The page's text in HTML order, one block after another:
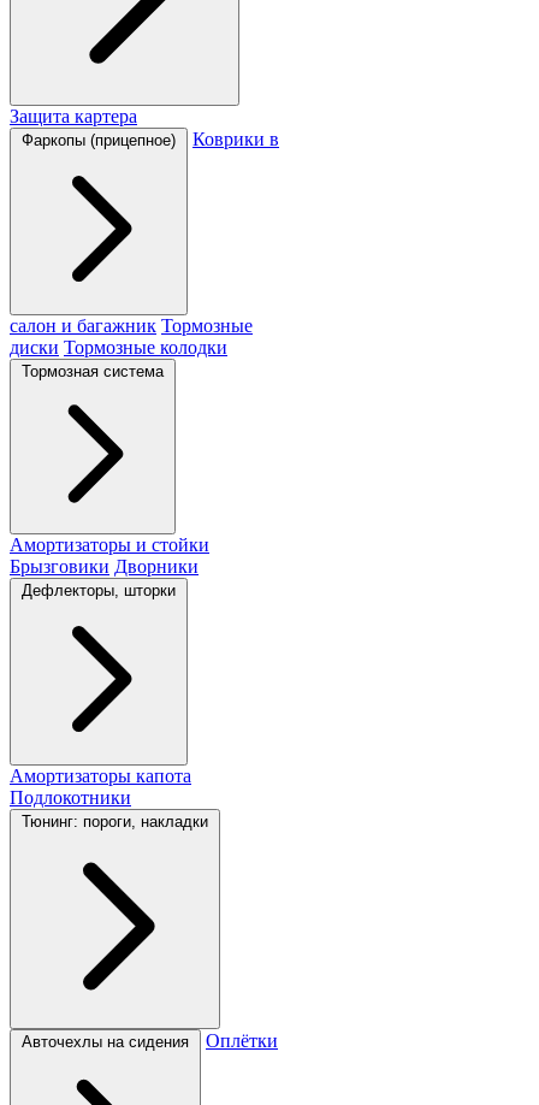
Защита картера
Фаркопы (прицепное) Коврики в
салон и багажник Тормозные
диски Тормозные колодки
Тормозная система
Амортизаторы и стойки
Брызговики Дворники
Дефлекторы, шторки
Амортизаторы капота
Подлокотники
Тюнинг: пороги, накладки
Авточехлы на сидения Оплётки